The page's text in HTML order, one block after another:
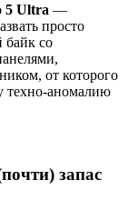
5 Ultra —
просто
байк со
от которого
техно-аномалию
запас